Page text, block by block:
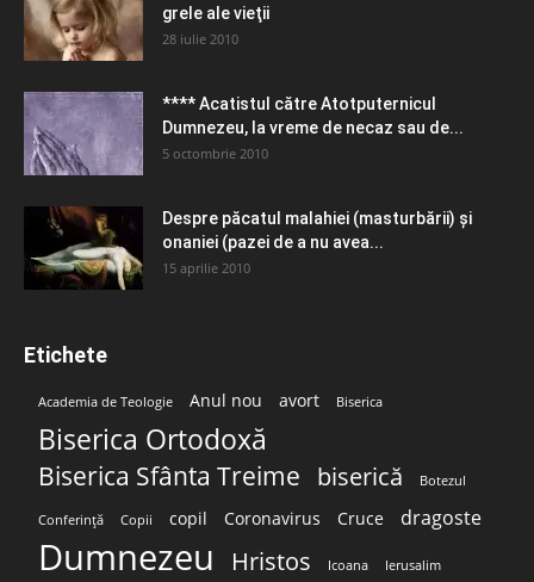
grele ale vieţii
28 iulie 2010
**** Acatistul către Atotputernicul
Dumnezeu, la vreme de necaz sau de...
5 octombrie 2010
Despre păcatul malahiei (masturbării) şi
onaniei (pazei de a nu avea...
15 aprilie 2010
Etichete
Academia de Teologie Anul nou avort Biserica
Biserica Ortodoxă
Biserica Sfânta Treime biserică Botezul
Conferință Copii copil Coronavirus Cruce dragoste
Dumnezeu Hristos Icoana Ierusalim